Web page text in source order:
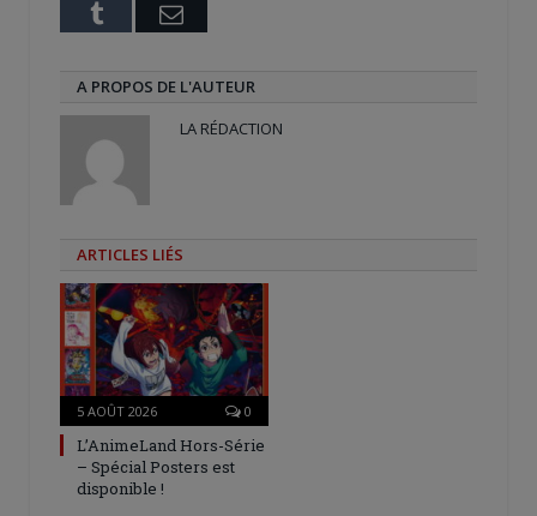
Tumblr Email
A PROPOS DE L'AUTEUR
LA RÉDACTION
ARTICLES LIÉS
5 AOÛT 2026 0
L’AnimeLand Hors-Série
– Spécial Posters est
disponible !